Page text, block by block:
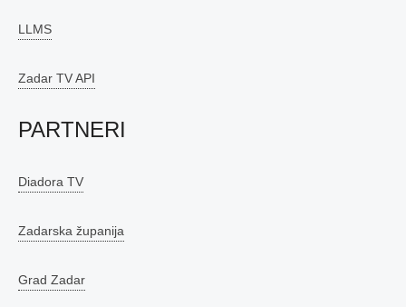
LLMS
Zadar TV API
PARTNERI
Diadora TV
Zadarska županija
Grad Zadar